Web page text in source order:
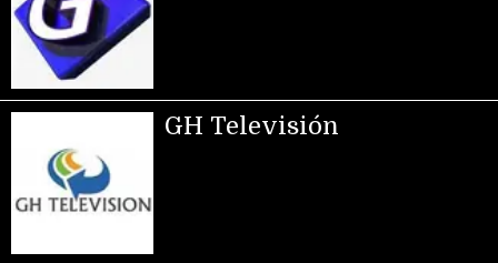
GH Televisión